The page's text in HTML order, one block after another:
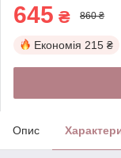
645 ₴ 860 ₴
Економія 215 ₴
Опис